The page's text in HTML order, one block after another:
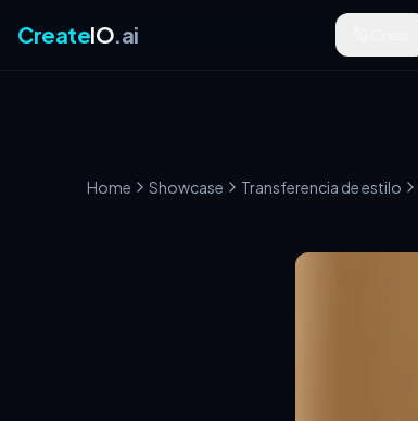
CreateIO.ai
Home Showcase Transferencia de estilo